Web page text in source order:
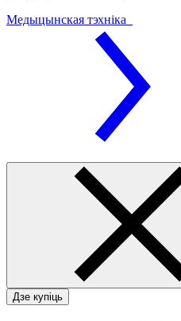
Медыцынская тэхніка
Дзе купіць